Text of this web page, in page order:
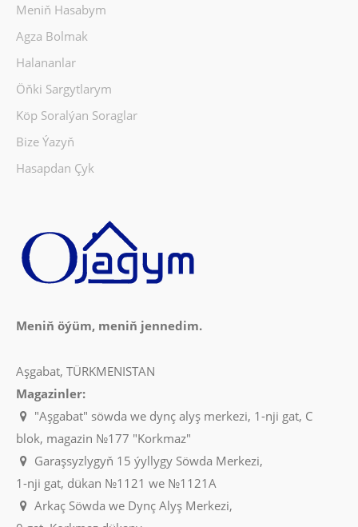
Meniň Hasabym
Agza Bolmak
Halananlar
Öňki Sargytlarym
Köp Soralýan Soraglar
Bize Ýazyň
Hasapdan Çyk
Meniň öýüm, meniň jennedim.
Aşgabat, TÜRKMENISTAN
Magazinler:
"Aşgabat" söwda we dynç alyş merkezi, 1-nji gat, C
blok, magazin №177 "Korkmaz"
Garaşsyzlygyň 15 ýyllygy Söwda Merkezi,
1-nji gat, dükan №1121 we №1121A
Arkaç Söwda we Dynç Alyş Merkezi,